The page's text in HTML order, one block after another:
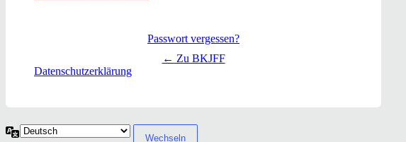
Passwort vergessen?
← Zu BKJFF
Datenschutzerklärung